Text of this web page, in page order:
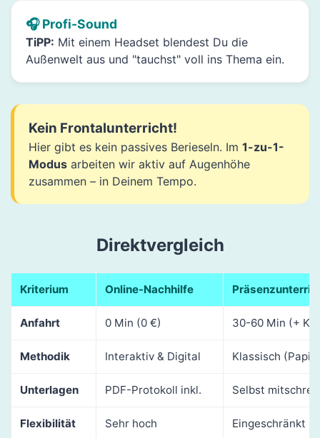
🎧 Profi-Sound
TiPP: Mit einem Headset blendest Du die
Außenwelt aus und "tauchst" voll ins Thema ein.
Kein Frontalunterricht!
Hier gibt es kein passives Berieseln. Im 1-zu-1-
Modus arbeiten wir aktiv auf Augenhöhe
zusammen – in Deinem Tempo.
Direktvergleich
Kriterium Online-Nachhilfe
Anfahrt 0 Min (0 €) 30-60 Min (+
Methodik Interaktiv & Digital Klassisch
Unterlagen PDF-Protokoll inkl. Selbst
Flexibilität Sehr hoch Eingeschränkt